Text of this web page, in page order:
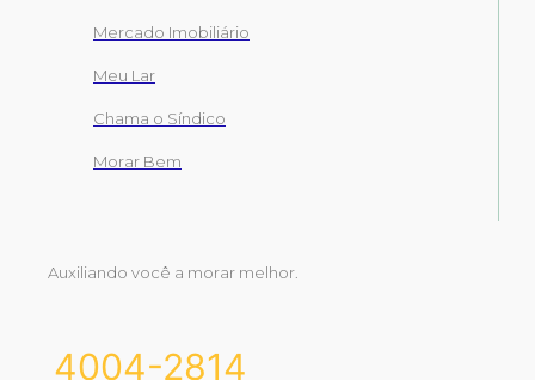
Mercado Imobiliário
Meu Lar
Chama o Síndico
Morar Bem
Auxiliando você a morar melhor.
4004-2814